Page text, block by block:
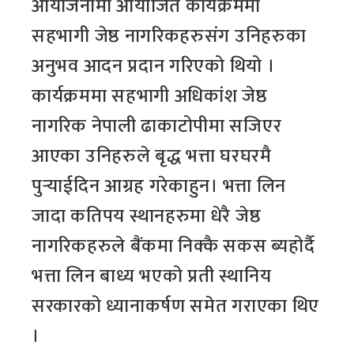
सहभागी जेष्ठ नागरिकहरुसंग उनिहरुका
अनुभव आदन प्रदान गरिएको थियो ।
कार्यक्रममा सहभागी अधिकांश जेष्ठ
नागरिक नेपाली ढाकाटोपीमा सजिएर
आएका उनिहरुले बृद्ध भत्ता घरघरमै
पुर्‍याईदिन आग्रह गरेकाहुन। भत्ता लिन
जादा कतिपय स्थानहरुमा धेरै जेष्ठ
नागरिकहरुले बैंकमा निक्कै सकस ब्यहोर्दै
भत्ता लिन बाध्य भएको प्रती स्थानिय
सरकारको ध्यानाकर्षण समेत गराएका थिए
।